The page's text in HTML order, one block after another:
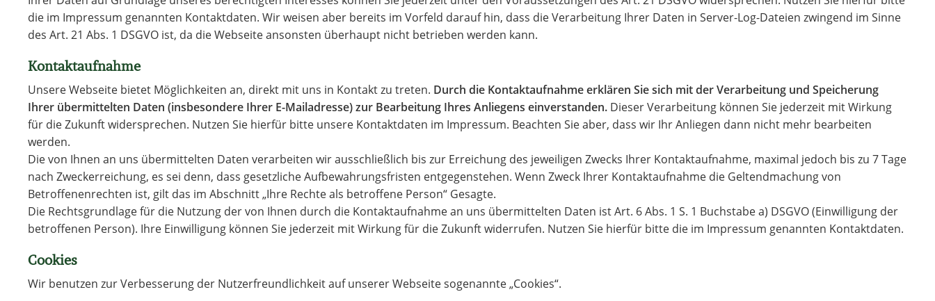
die im Impressum genannten Kontaktdaten. Wir weisen aber bereits im Vorfeld darauf hin, dass die Verarbeitung Ihrer Daten in Server-Log-Dateien zwingend im Sinne
des Art. 21 Abs. 1 DSGVO ist, da die Webseite ansonsten überhaupt nicht betrieben werden kann.
Kontaktaufnahme
Unsere Webseite bietet Möglichkeiten an, direkt mit uns in Kontakt zu treten. Durch die Kontaktaufnahme erklären Sie sich mit der Verarbeitung und Speicherung
Ihrer übermittelten Daten (insbesondere Ihrer E-Mailadresse) zur Bearbeitung Ihres Anliegens einverstanden. Dieser Verarbeitung können Sie jederzeit mit Wirkung
für die Zukunft widersprechen. Nutzen Sie hierfür bitte unsere Kontaktdaten im Impressum. Beachten Sie aber, dass wir Ihr Anliegen dann nicht mehr bearbeiten
werden.
Die von Ihnen an uns übermittelten Daten verarbeiten wir ausschließlich bis zur Erreichung des jeweiligen Zwecks Ihrer Kontaktaufnahme, maximal jedoch bis zu 7 Tage
nach Zweckerreichung, es sei denn, dass gesetzliche Aufbewahrungsfristen entgegenstehen. Wenn Zweck Ihrer Kontaktaufnahme die Geltendmachung von
Betroffenenrechten ist, gilt das im Abschnitt „Ihre Rechte als betroffene Person“ Gesagte.
Die Rechtsgrundlage für die Nutzung der von Ihnen durch die Kontaktaufnahme an uns übermittelten Daten ist Art. 6 Abs. 1 S. 1 Buchstabe a) DSGVO (Einwilligung der
betroffenen Person). Ihre Einwilligung können Sie jederzeit mit Wirkung für die Zukunft widerrufen. Nutzen Sie hierfür bitte die im Impressum genannten Kontaktdaten.
Cookies
Wir benutzen zur Verbesserung der Nutzerfreundlichkeit auf unserer Webseite sogenannte „Cookies“.